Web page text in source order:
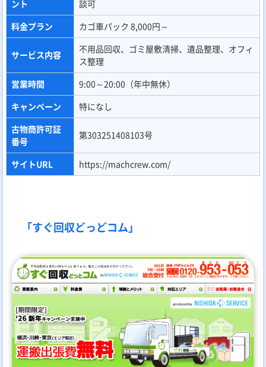
ント
談可
料金プラン
カゴ車パック 8,000円～
サービス内容
不用品回収、ゴミ屋敷清掃、遺品整理、オフィ
ス整理
営業時間
9:00～20:00（年中無休）
キャンペーン
特になし
古物商許可証
番号
第303251408103号
サイトURL https://machcrew.com/
「すぐ回収どっどコム」